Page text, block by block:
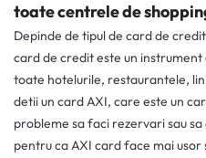
toate centrele de
Depinde de tipul de card de
card de credit este un
toate hotelurile, restaurantele,
detii un card AXI, care este un
probleme sa faci rezervari sau
pentru ca AXI card face mai